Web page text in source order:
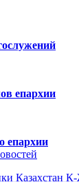
епархии
епархии
Казахстан